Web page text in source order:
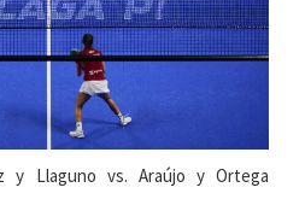
y Llaguno vs. Araújo y Ortega